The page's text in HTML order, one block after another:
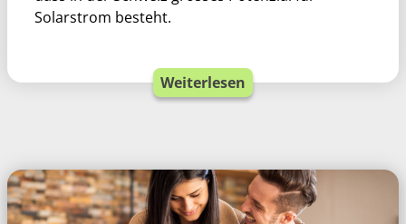
Solarstrom besteht.
Weiterlesen